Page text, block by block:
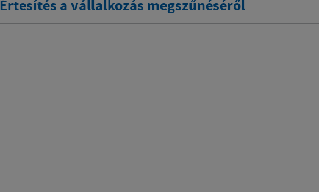
Értesítés a vállalkozás megszűnéséről